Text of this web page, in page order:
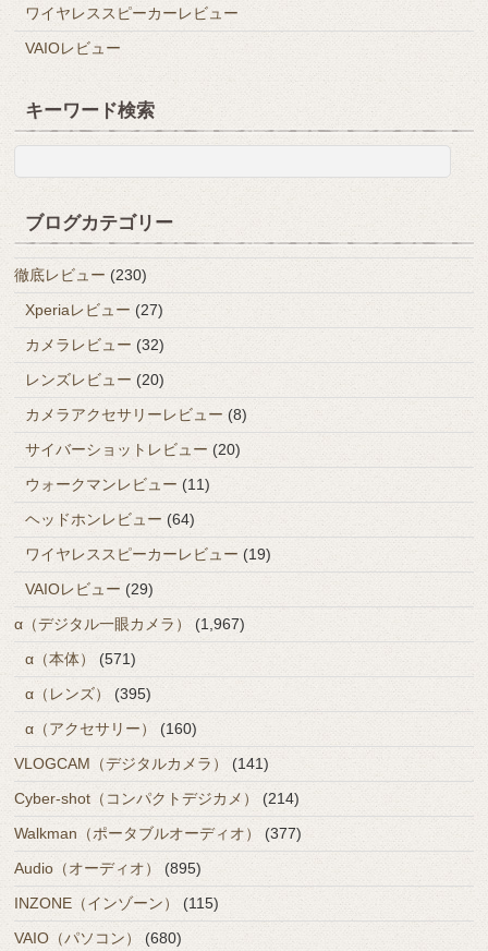
ワイヤレススピーカーレビュー
VAIOレビュー
キーワード検索
ブログカテゴリー
徹底レビュー (230)
Xperiaレビュー (27)
カメラレビュー (32)
レンズレビュー (20)
カメラアクセサリーレビュー (8)
サイバーショットレビュー (20)
ウォークマンレビュー (11)
ヘッドホンレビュー (64)
ワイヤレススピーカーレビュー (19)
VAIOレビュー (29)
α（デジタル一眼カメラ）
(1,967)
α（本体）
(571)
α（レンズ）
(395)
α（アクセサリー）
(160)
VLOGCAM（デジタルカメラ）
(141)
Cyber-shot（コンパクトデジカメ）
(214)
Walkman（ポータブルオーディオ）
(377)
Audio（オーディオ）
(895)
INZONE（インゾーン）
(115)
VAIO（パソコン）
(680)